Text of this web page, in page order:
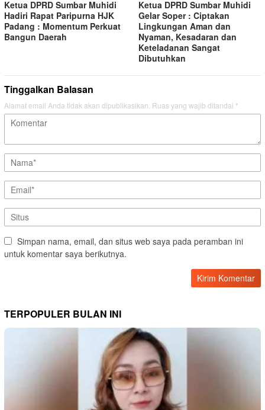
Ketua DPRD Sumbar Muhidi
Hadiri Rapat Paripurna HJK
Padang : Momentum Perkuat
Bangun Daerah
Ketua DPRD Sumbar Muhidi
Gelar Soper : Ciptakan
Lingkungan Aman dan
Nyaman, Kesadaran dan
Keteladanan Sangat
Dibutuhkan
Tinggalkan Balasan
Alamat email Anda tidak akan dipublikasikan. Ruas yang wajib ditandai *
Simpan nama, email, dan situs web saya pada peramban ini
untuk komentar saya berikutnya.
TERPOPULER BULAN INI